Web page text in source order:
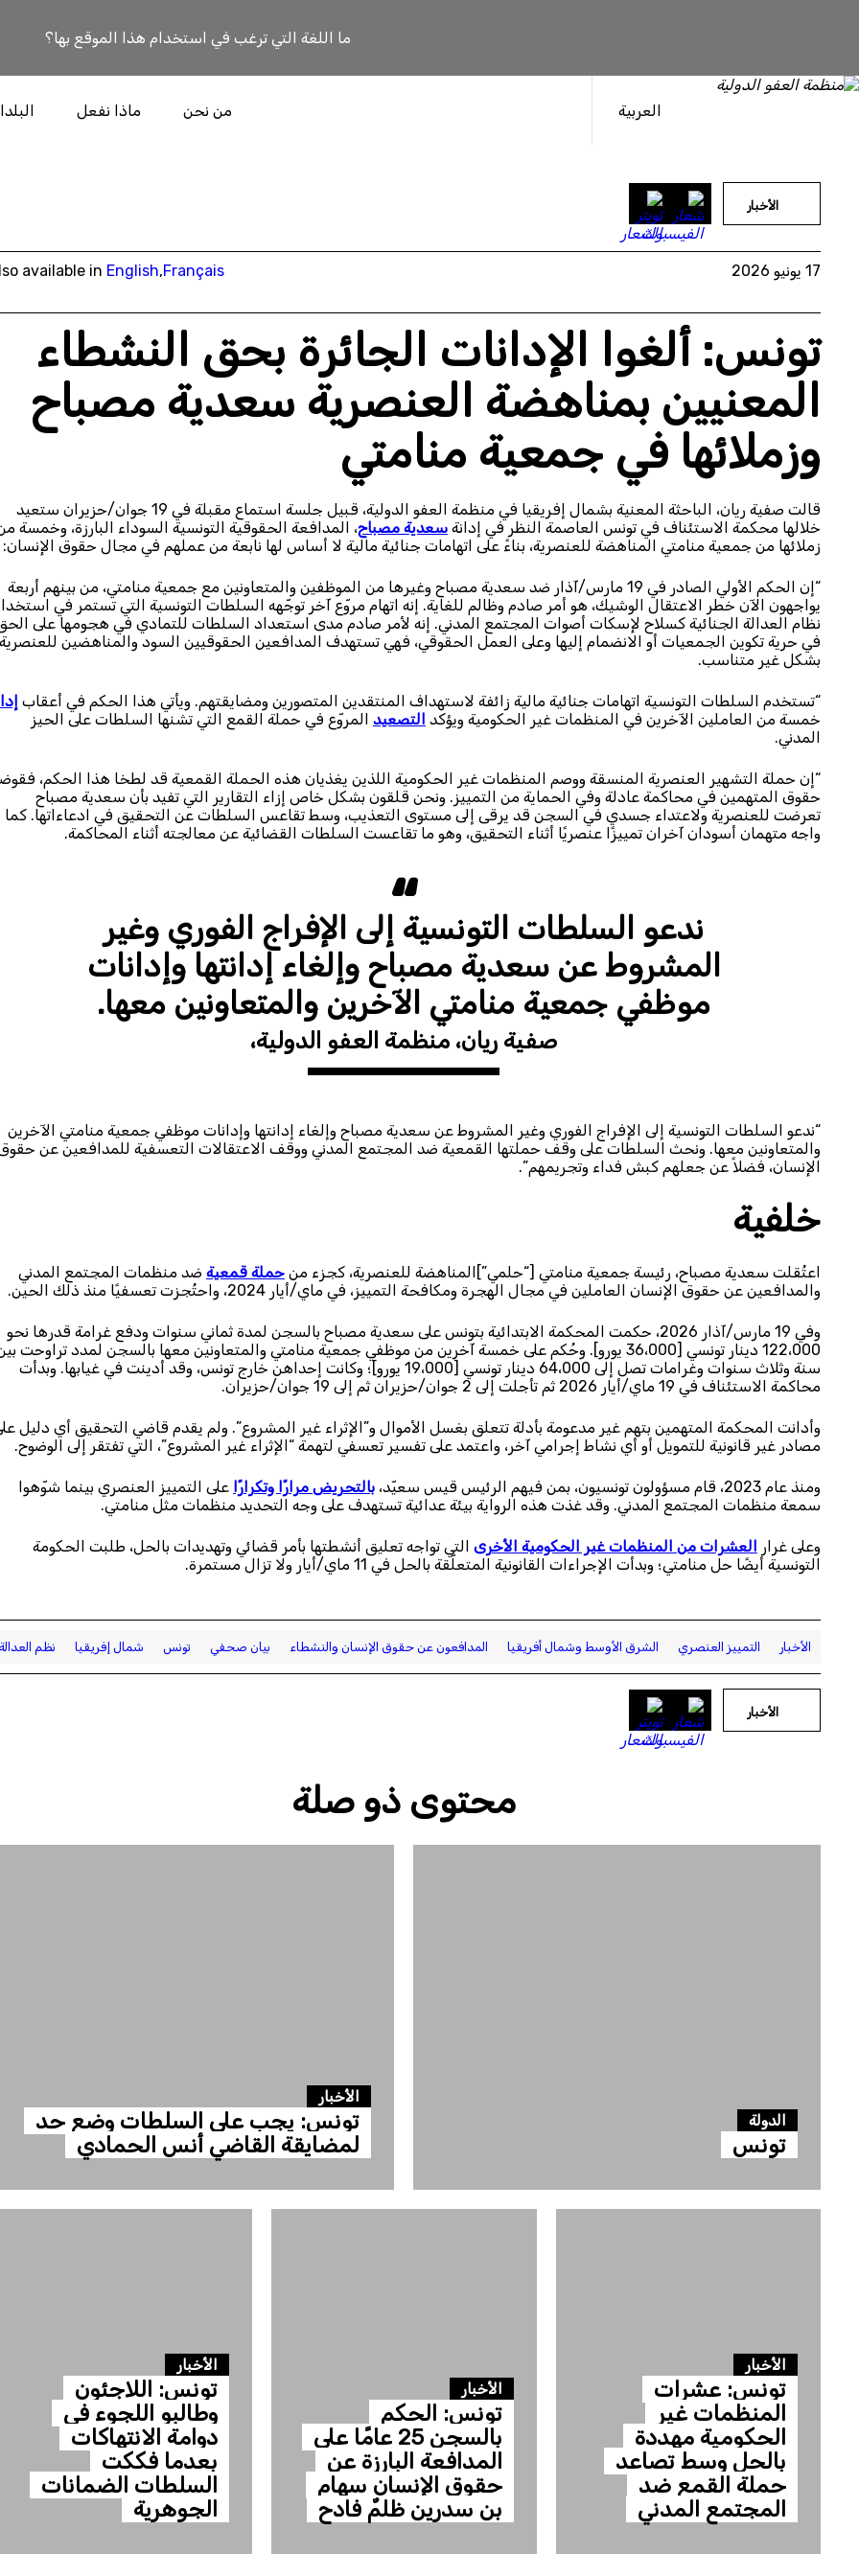
ما اللغة التي ترغب في استخدام هذا الموقع بها؟
العربية من نحن ماذا نفعل
الأخبار
17 يونيو 2026 available in English,Français
تونس: ألغوا الإدانات الجائرة بحق النشطاء
المعنيين بمناهضة العنصرية سعدية مصباح
وزملائها في جمعية منامتي
قالت صفية ريان، الباحثة المعنية بشمال إفريقيا في منظمة العفو الدولية، قبيل جلسة استماع مقبلة في 19 جوان/حزيران ستعيد
خلالها محكمة الاستئناف في تونس العاصمة النظر في إدانة سعدية مصباح، المدافعة الحقوقية التونسية السوداء البارزة، وخمسة
زملائها من جمعية منامتي المناهضة للعنصرية، بناءً على اتهامات جنائية مالية لا أساس لها نابعة من عملهم في مجال حقوق الإنسان:
“إن الحكم الأولي الصادر في 19 مارس/آذار ضد سعدية مصباح وغيرها من الموظفين والمتعاونين مع جمعية منامتي، من بينهم أربعة
يواجهون الآن خطر الاعتقال الوشيك، هو أمر صادم وظالم للغاية. إنه اتهام مروّع آخر توجّهه السلطات التونسية التي تستمر في
نظام العدالة الجنائية كسلاح لإسكات أصوات المجتمع المدني. إنه لأمر صادم مدى استعداد السلطات للتمادي في هجومها على
في حرية تكوين الجمعيات أو الانضمام إليها وعلى العمل الحقوقي، فهي تستهدف المدافعين الحقوقيين السود والمناهضين للعنصرية
بشكل غير متناسب.
“تستخدم السلطات التونسية اتهامات جنائية مالية زائفة لاستهداف المنتقدين المتصورين ومضايقتهم. ويأتي هذا الحكم في أعقاب
خمسة من العاملين الآخرين في المنظمات غير الحكومية ويؤكد التصعيد المروّع في حملة القمع التي تشنها السلطات على الحيز
المدني.
“إن حملة التشهير العنصرية المنسقة ووصم المنظمات غير الحكومية اللذين يغذيان هذه الحملة القمعية قد لطخا هذا الحكم،
حقوق المتهمين في محاكمة عادلة وفي الحماية من التمييز. ونحن قلقون بشكل خاص إزاء التقارير التي تفيد بأن سعدية مصباح
تعرضت للعنصرية ولاعتداء جسدي في السجن قد يرقى إلى مستوى التعذيب، وسط تقاعس السلطات عن التحقيق في ادعاءاتها. كما
واجه متهمان أسودان آخران تمييزًا عنصريًا أثناء التحقيق، وهو ما تقاعست السلطات القضائية عن معالجته أثناء المحاكمة.
ندعو السلطات التونسية إلى الإفراج الفوري وغير
المشروط عن سعدية مصباح وإلغاء إدانتها وإدانات
موظفي جمعية منامتي الآخرين والمتعاونين معها.
صفية ريان، منظمة العفو الدولية،
“ندعو السلطات التونسية إلى الإفراج الفوري وغير المشروط عن سعدية مصباح وإلغاء إدانتها وإدانات موظفي جمعية منامتي الآخرين
والمتعاونين معها. ونحث السلطات على وقف حملتها القمعية ضد المجتمع المدني ووقف الاعتقالات التعسفية للمدافعين عن
الإنسان، فضلاً عن جعلهم كبش فداء وتجريمهم”.
خلفية
اعتُقلت سعدية مصباح، رئيسة جمعية منامتي [“حلمي”]المناهضة للعنصرية، كجزء من حملة قمعية ضد منظمات المجتمع المدني
والمدافعين عن حقوق الإنسان العاملين في مجال الهجرة ومكافحة التمييز، في ماي/أيار 2024، واحتُجزت تعسفيًا منذ ذلك الحين.
وفي 19 مارس/آذار 2026، حكمت المحكمة الابتدائية بتونس على سعدية مصباح بالسجن لمدة ثماني سنوات ودفع غرامة قدرها نحو
122،000 دينار تونسي [36،000 يورو]. وحُكم على خمسة آخرين من موظفي جمعية منامتي والمتعاونين معها بالسجن لمدد تراوحت
سنة وثلاث سنوات وغرامات تصل إلى 64،000 دينار تونسي [19،000 يورو]؛ وكانت إحداهن خارج تونس، وقد أدينت في غيابها. وبدأت
محاكمة الاستئناف في 19 ماي/أيار 2026 ثم تأجلت إلى 2 جوان/حزيران ثم إلى 19 جوان/حزيران.
وأدانت المحكمة المتهمين بتهم غير مدعومة بأدلة تتعلق بغسل الأموال و”الإثراء غير المشروع”. ولم يقدم قاضي التحقيق أي دليل
مصادر غير قانونية للتمويل أو أي نشاط إجرامي آخر، واعتمد على تفسير تعسفي لتهمة “الإثراء غير المشروع”، التي تفتقر إلى الوضوح.
ومنذ عام 2023، قام مسؤولون تونسيون، بمن فيهم الرئيس قيس سعيّد، بالتحريض مرارًا وتكرارًا على التمييز العنصري بينما شوّهوا
سمعة منظمات المجتمع المدني. وقد غذت هذه الرواية بيئة عدائية تستهدف على وجه التحديد منظمات مثل منامتي.
وعلى غرار العشرات من المنظمات غير الحكومية الأخرى التي تواجه تعليق أنشطتها بأمر قضائي وتهديدات بالحل، طلبت الحكومة
التونسية أيضًا حل منامتي؛ وبدأت الإجراءات القانونية المتعلّقة بالحل في 11 ماي/أيار ولا تزال مستمرة.
الأخبار التمييز العنصري الشرق الأوسط وشمال أفريقيا المدافعون عن حقوق الإنسان والنشطاء بيان صحفي تونس شمال إفريقيا نظم
الأخبار
محتوى ذو صلة
الدولة
تونس
الأخبار
تونس: يجب على السلطات وضع حد
لمضايقة القاضي أنس الحمادي
الأخبار
تونس: عشرات
المنظمات غير
الحكومية مهددة
بالحل وسط تصاعد
حملة القمع ضد
المجتمع المدني
الأخبار
تونس: الحكم
بالسجن 25 عامًا على
المدافعة البارزة عن
حقوق الإنسان سهام
بن سدرين ظلمٌ فادح
الأخبار
تونس: اللاجئون
وطالبو اللجوء في
دوامة الانتهاكات
بعدما فككت
السلطات الضمانات
الجوهرية